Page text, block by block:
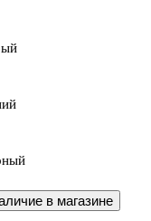
в магазине